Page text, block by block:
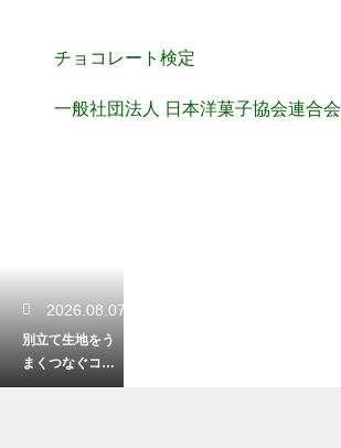
チョコレート検定
一般社団法人 日本洋菓子協会連合会
2026.08.07
別立て生地をう
まくつなぐコ
ツ！メレンゲを